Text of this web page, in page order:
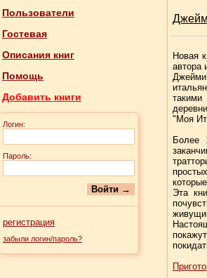
Пользователи
Гостевая
Описания книг
Помощь
Добавить книги
Логин:
Пароль:
регистрация
забыли логин/пароль?
Новая
автора
Джейми
"Моя
Более
Эта